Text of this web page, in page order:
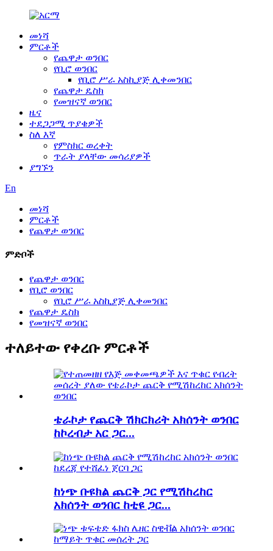
መነሻ
ምርቶች
የጨዋታ ወንበር
የቢሮ ወንበር
የቢሮ ሥራ አስኪያጅ ሊቀመንበር
የጨዋታ ዴስክ
የመዝናኛ ወንበር
ዜና
ተደጋጋሚ ጥያቄዎች
ስለ እኛ
የምስክር ወረቀት
ጥራት ያላቸው መሳሪያዎች
ያግኙን
En
መነሻ
ምርቶች
የጨዋታ ወንበር
ምድቦች
የጨዋታ ወንበር
የቢሮ ወንበር
የቢሮ ሥራ አስኪያጅ ሊቀመንበር
የጨዋታ ዴስክ
የመዝናኛ ወንበር
ተለይተው የቀረቡ ምርቶች
ቴራኮታ የጨርቅ ሽክርክሪት አክሰንት ወንበር
ከኮረብታ አር ጋር...
ከነጭ ቡዩክል ጨርቅ ጋር የሚሽከረከር
አክሰንት ወንበር ከቲዩ ጋር...